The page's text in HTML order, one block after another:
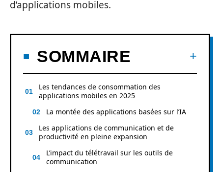
d’applications mobiles.
SOMMAIRE
Les tendances de consommation des
applications mobiles en 2025
La montée des applications basées sur l’IA
Les applications de communication et de
productivité en pleine expansion
L’impact du télétravail sur les outils de
communication